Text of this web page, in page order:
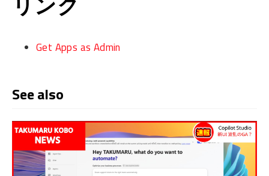
Get Apps as Admin
See also